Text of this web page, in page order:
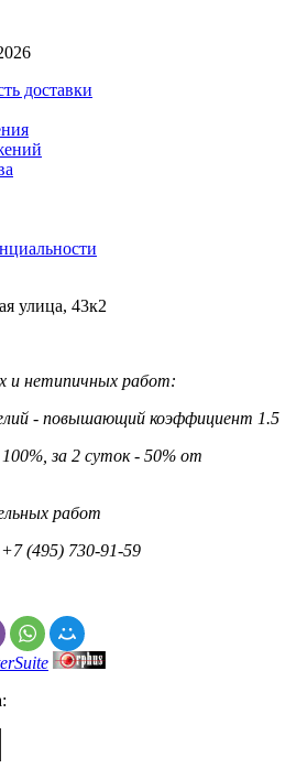
доставки
улица, 43к2
и нетипичных работ:
- повышающий коэффициент 1.5
за 2 суток - 50% от
работ
(495) 730-91-59